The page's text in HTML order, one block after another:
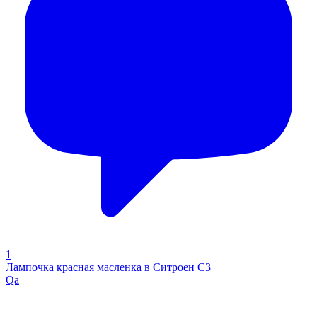
1
Лампочка красная масленка в Ситроен С3
Qa